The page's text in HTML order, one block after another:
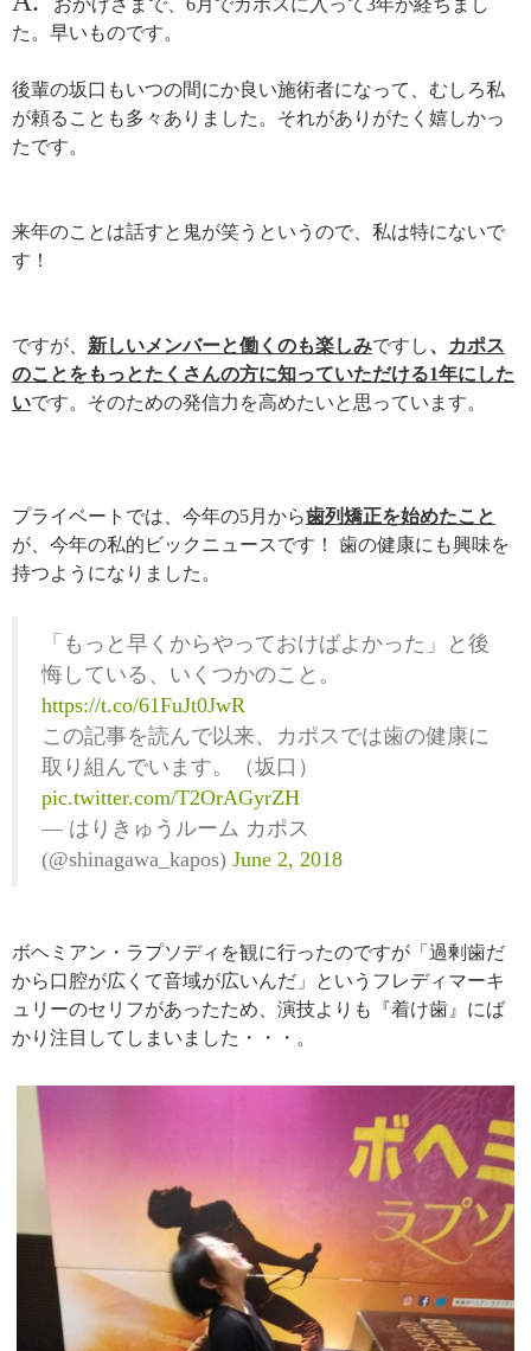
た。早いものです。
後輩の坂口もいつの間にか良い施術者になって、むしろ私
が頼ることも多々ありました。それがありがたく嬉しかっ
たです。
来年のことは話すと鬼が笑うというので、私は特にないで
す！
ですが、 新しいメンバーと働くのも楽しみですし、
カポス
のことをもっとたくさんの方に知っていただける1年にした
いです。そのための発信力を高めたいと思っています。
プライベートでは、今年の5月から歯列矯正を始めたこと
が、今年の私的ビックニュースです！
歯の健康にも興味を
持つようになりました。
「もっと早くからやっておけばよかった」と後
悔している、いくつかのこと。
https://t.co/61FuJt0JwR
この記事を読んで以来、カポスでは歯の健康に
取り組んでいます。（坂口）
pic.twitter.com/T2OrAGyrZH
— はりきゅうルーム カポス
(@shinagawa_kapos) June 2, 2018
ボヘミアン・ラプソディを観に行ったのですが「過剰歯だ
から口腔が広くて音域が広いんだ」というフレディマーキ
ュリーのセリフがあったため、演技よりも『着け歯』にば
かり注目してしまいました・・・。